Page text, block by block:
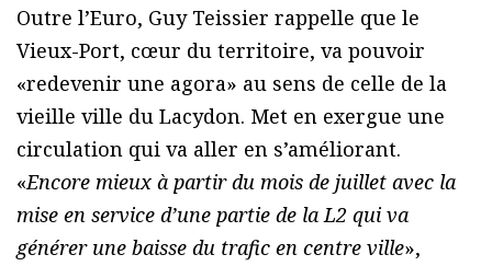
Outre l’Euro, Guy Teissier rappelle que le
Vieux-Port, cœur du territoire, va pouvoir
«redevenir une agora» au sens de celle de la
vieille ville du Lacydon. Met en exergue une
circulation qui va aller en s’améliorant.
«Encore mieux à partir du mois de juillet avec la
mise en service d’une partie de la L2 qui va
générer une baisse du trafic en centre ville»,